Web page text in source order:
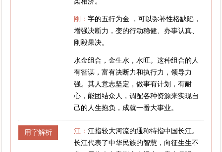
刚：字的五行为金 ，可以弥补性格缺陷，
增强决断力，变的行动稳健、办事认真、
刚毅果决。
水金组合，金生水，水旺。这种组合的人
有智谋，富有决断力和执行力，领导力
强。其人意志坚定，做事有计划，有耐
心，能团结众人，调配各种资源来实现自
己的人生抱负，成就一番大事业。
用字解析 江：江指较大河流的通称特指中国长江。
长江代表了中华民族的智慧，向征生生不